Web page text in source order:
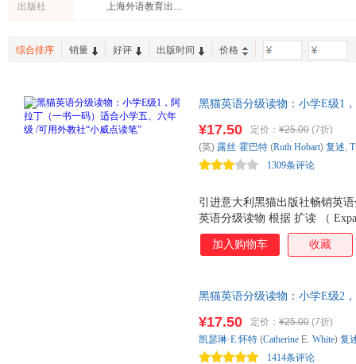
出版社 上海外语教育出版社
综合排序 销量 好评 出版时间 价格 -
黑猫英语分级读物：小学E级1
妈六个娃诚意推荐！
引进意大利黑猫出版社畅销英
英语分级读物 根据 扩读 （
念融 精读 和 泛读 的优点于一
言、文学、文化及其他与文本
猫英语分级读物 是绘本，故事
在小学生能够掌握的范围内；
理解文本；每本绘本末尾都配
¥17.50 定价： ¥25.00 (7折)
1309条评论
(英) 露丝·霍巴特 (Ruth Hobart) 复述,
加入购物车 收藏
黑猫英语分级读物：小学E级2
阅读，三个妈妈六个娃诚意推
¥17.50 定价： ¥25.00 (7折)
1414条评论
凯瑟琳·E.怀特 (Catherine E. White) 复